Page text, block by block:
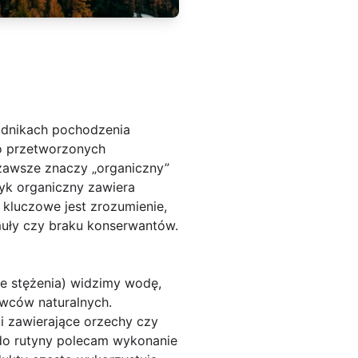
pochodzenia
przetworzonych
znaczy „organiczny”
organiczny zawiera
jest zrozumienie,
czy braku konserwantów.
stężenia) widzimy wodę,
naturalnych.
zawierające orzechy czy
rutyny polecam wykonanie